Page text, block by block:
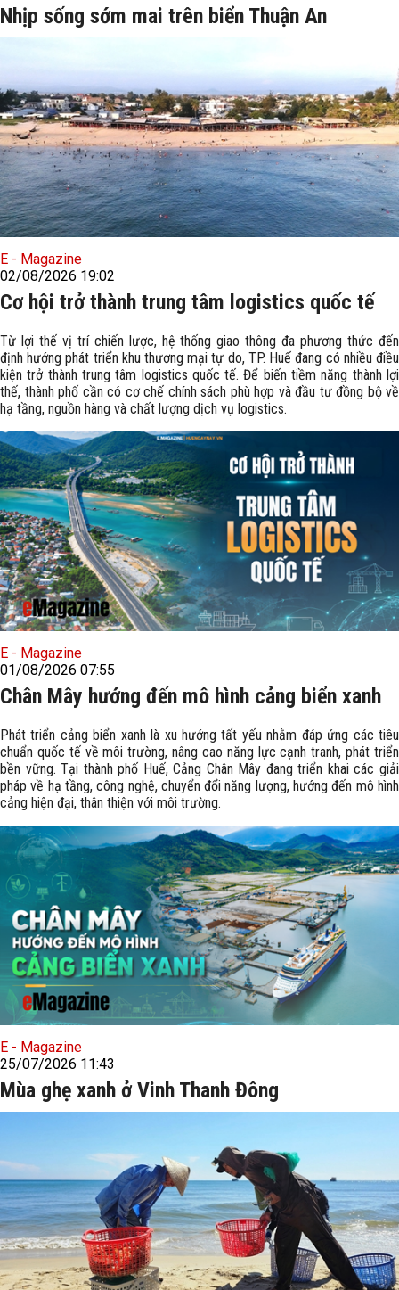
Nhịp sống sớm mai trên biển Thuận An
E - Magazine
02/08/2026 19:02
Cơ hội trở thành trung tâm logistics quốc tế
Từ lợi thế vị trí chiến lược, hệ thống giao thông đa phương thức đến
định hướng phát triển khu thương mại tự do, TP. Huế đang có nhiều điều
kiện trở thành trung tâm logistics quốc tế. Để biến tiềm năng thành lợi
thế, thành phố cần có cơ chế chính sách phù hợp và đầu tư đồng bộ về
hạ tầng, nguồn hàng và chất lượng dịch vụ logistics.
E - Magazine
01/08/2026 07:55
Chân Mây hướng đến mô hình cảng biển xanh
Phát triển cảng biển xanh là xu hướng tất yếu nhằm đáp ứng các tiêu
chuẩn quốc tế về môi trường, nâng cao năng lực cạnh tranh, phát triển
bền vững. Tại thành phố Huế, Cảng Chân Mây đang triển khai các giải
pháp về hạ tầng, công nghệ, chuyển đổi năng lượng, hướng đến mô hình
cảng hiện đại, thân thiện với môi trường.
E - Magazine
25/07/2026 11:43
Mùa ghẹ xanh ở Vinh Thanh Đông